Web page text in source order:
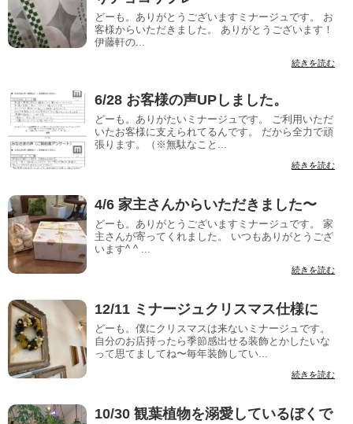
どーも。ありがとうございますミナージュです。 お
客様からいただきました。 ありがとうございます！
伊藤軒の...
続きを読む
6/28 お客様の声UPしました。
どーも。ありがたいミナージュです。 ご利用いただ
いたお客様に支えられてるんです。 だから全力で頑
張ります。（※無駄なこと...
続きを読む
4/6 家主さんからいただきました〜
どーも。ありがとうございますミナージュです。 家
主さんが寄ってくれました。 いつもありがとうござ
います^ ^ ...
続きを読む
12/11 ミナージュクリスマス仕様に
どーも。僕にクリスマスは来ないミナージュです。
自分のお店持ったら季節感出せる装飾とかしたいな
って思てましてね〜毎年装飾してい...
続きを読む
10/30 観葉植物を溺愛しているぼくで